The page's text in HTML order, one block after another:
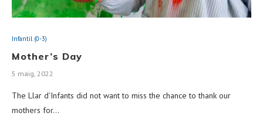
Infantil (0-3)
Mother’s Day
5 maig, 2022
The Llar d’Infants did not want to miss the chance to thank our
mothers for…